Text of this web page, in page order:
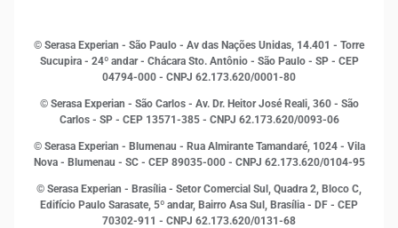
Inovação e Tecnologia
Leis e impostos
Marketing
Open Finance
Proteção de Dados
Sustentabilidade Corporativa
© Serasa Experian - São Paulo - Av das Nações Unidas, 14.401 - Torre
Sucupira - 24º andar - Chácara Sto. Antônio - São Paulo - SP - CEP
04794-000 - CNPJ 62.173.620/0001-80
© Serasa Experian - São Carlos - Av. Dr. Heitor José Reali, 360 - São
Carlos - SP - CEP 13571-385 - CNPJ 62.173.620/0093-06
© Serasa Experian - Blumenau - Rua Almirante Tamandaré, 1024 - Vila
Nova - Blumenau - SC - CEP 89035-000 - CNPJ 62.173.620/0104-95
© Serasa Experian - Brasília - Setor Comercial Sul, Quadra 2, Bloco C,
Edifício Paulo Sarasate, 5º andar, Bairro Asa Sul, Brasília - DF - CEP
70302-911 - CNPJ 62.173.620/0131-68